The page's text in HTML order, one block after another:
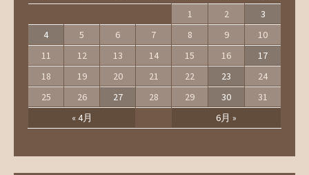
« 4月 6月 »
1 2
3
4
5 6 7 8 9
10
11
12 13 14 15 16
17
18
19 20 21 22 23
24
25
26 27 28 29 30 31